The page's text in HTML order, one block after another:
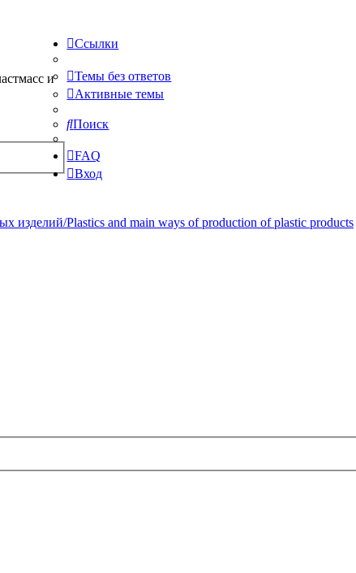
и
Ссылки
Темы без ответов
Активные темы
Поиск
FAQ
Вход
изделий/Plastics and main ways of production of plastic products